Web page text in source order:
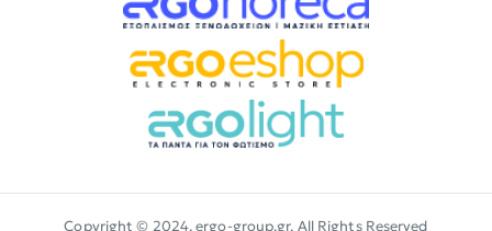
Copyright © 2024, ergo-group.gr, All Rights Reserved